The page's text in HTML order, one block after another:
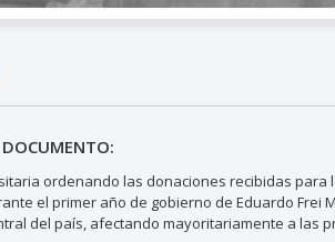
ordenando las donaciones recibidas para
el primer año de gobierno de Eduardo Frei
del país, afectando mayoritariamente a las